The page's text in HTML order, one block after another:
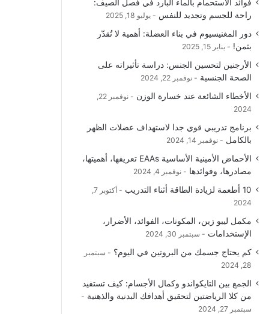
فوائد الاستحمام بالماء البارد في فصل الصيف:
راحة للجسم وتجديد للنفس
يوليو 18, 2025
دور المغنيسيوم في بناء العضلة: أهمية لا تُقدّر
بثمن!
يناير 15, 2025
الأرجنين لتحسين الجنس: دراسة تأثيراته على
الصحة الجنسية
نوفمبر 22, 2024
الأخطاء الشائعة عند خسارة الوزن
نوفمبر 22,
2024
برنامج تدريبي قوي جدا لاستهداف عضلات الظهر
بالكامل
نوفمبر 14, 2024
الأحماض الأمينية الأساسية EAAs تعريفها، أهميتها،
مصادرها، وفوائدها
نوفمبر 4, 2024
10 أطعمة لزيادة الطاقة أثناء التدريب
أكتوبر 7,
2024
مكمل ليبو زين، المكونات، الفوائد، الأضرار،
الإستخدامات
سبتمبر 30, 2024
كم يحتاج جسمك من البروتين في اليوم؟
سبتمبر
28, 2024
الجمع بين التايكواندو وكمال الأجسام: كيف تستفيد
من كلا الرياضتين لتحقيق أهدافك البدنية والذهنية
سبتمبر 27, 2024